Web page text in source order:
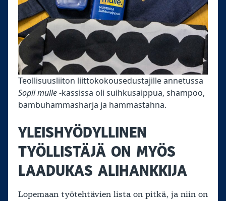
Teollisuusliiton liittokokousedustajille annetussa
Sopii mulle-kassissa oli suihkusaippua, shampoo,
bambuhammasharja ja hammastahna.
YLEISHYÖDYLLINEN
TYÖLLISTÄJÄ ON MYÖS
LAADUKAS ALIHANKKIJA
Lopemaan työtehtävien lista on pitkä, ja niin on